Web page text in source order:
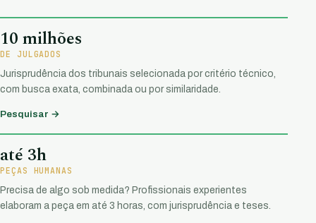
10 milhões
DE JULGADOS
Jurisprudência dos tribunais selecionada por critério técnico,
com busca exata, combinada ou por similaridade.
Pesquisar →
até 3h
PEÇAS HUMANAS
Precisa de algo sob medida? Profissionais experientes
elaboram a peça em até 3 horas, com jurisprudência e teses.